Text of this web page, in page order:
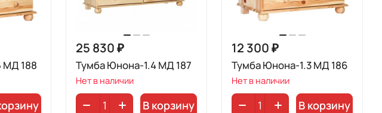
МД 188
25 830 ₽
Тумба Юнона-1.4 МД 187
Нет в наличии
В корзину
12 300 ₽
Тумба Юнона-1.3 МД 186
Нет в наличии
В корзину